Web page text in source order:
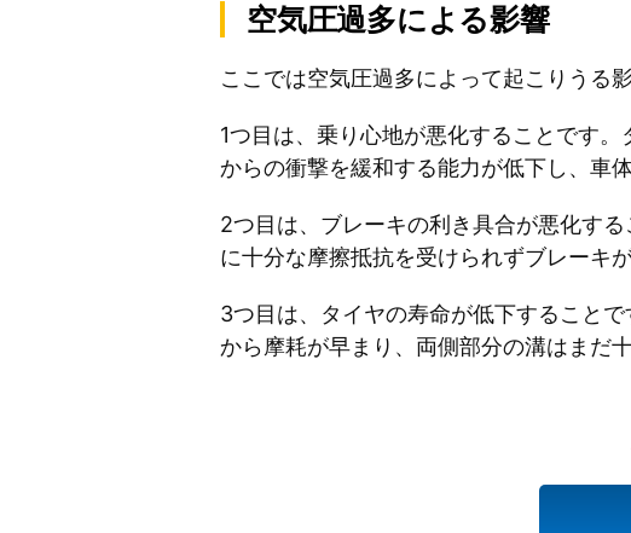
空気圧過多による影響
ここでは空気圧過多によって起こりうる
1つ目は、乗り心地が悪化することです
からの衝撃を緩和する能力が低下し、車
2つ目は、ブレーキの利き具合が悪化す
に十分な摩擦抵抗を受けられずブレーキ
3つ目は、タイヤの寿命が低下すること
から摩耗が早まり、両側部分の溝はまだ